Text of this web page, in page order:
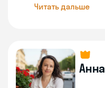
Читать дальше
Анна